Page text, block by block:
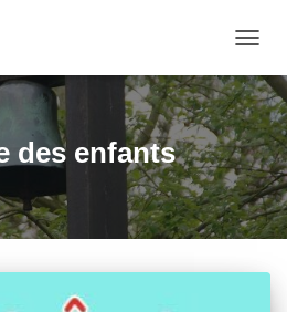
des enfants